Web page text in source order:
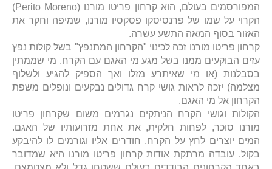
המפורסמים בעולם, הוא קרחון פריטו מורנו (Perito Moreno)
הקרוי על שמו של פרנסיסקו פסקסיו מורנו, שמיפה וחקר את
האזור בסוף המאה התשע עשרה.
קרחון פריטו מורנו זכה לכינוי "הקרחון המתנפץ" בשל קולות נפץ
עזים הבוקעים ממנו בשל מגע מי האגם עם הקרח. מי שממתין
בסבלנות (או מי שאיתרע מזלו ואך הספיק להגיע ולשלוף
מצלמה) יזכה לראות גושי קרח גדולים נבקעים ונופלים משפת
הקרחון אל מי האגם.
הקולות וגושי הקרח הניתקים נגרמים משום שקרחון פריטו
מורנו סוכר, לפחות חלקית, את אחת מזרועותיו של האגם.
המים יוצרים לחץ על הקרח, חודרים אליו וגורמים לו להיבקע
בקול. עובדה מרתקת אודות קרחון פריטו מורנו היא שמדובר